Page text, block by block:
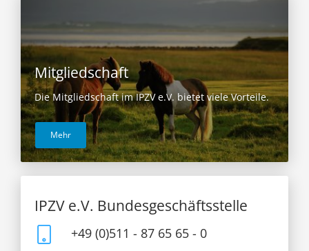
Mitgliedschaft
Die Mitgliedschaft im IPZV e.V. bietet viele Vorteile.
Mehr
IPZV e.V. Bundesgeschäftsstelle
+49 (0)511 - 87 65 65 - 0